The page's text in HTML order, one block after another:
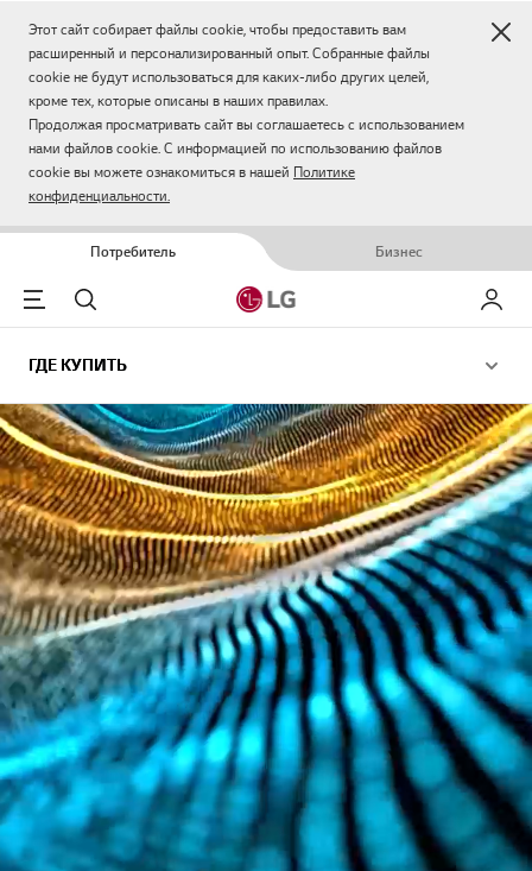
Этот сайт собирает файлы cookie, чтобы предоставить вам
расширенный и персонализированный опыт. Собранные файлы
cookie не будут использоваться для каких-либо других целей,
кроме тех, которые описаны в наших правилах.
Продолжая просматривать сайт вы соглашаетесь с использованием
нами файлов cookie. С информацией по использованию файлов
cookie вы можете ознакомиться в нашей Политике
конфиденциальности.
Потребитель Бизнес
Menu
Поиск Мой LG
ГДЕ КУПИТЬ
ГДЕ КУПИТЬ